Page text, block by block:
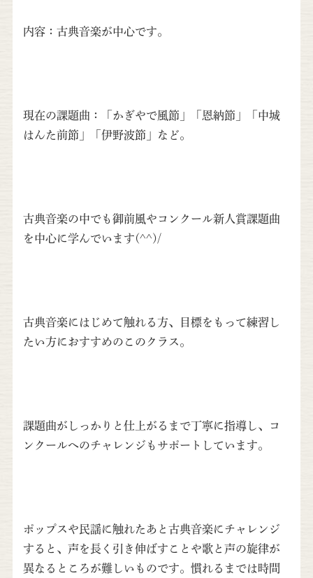
内容：古典音楽が中心です。
現在の課題曲：「かぎやで風節」「恩納節」「中城
はんた前節」「伊野波節」など。
古典音楽の中でも御前風やコンクール新人賞課題曲
を中心に学んでいます(^^)/
古典音楽にはじめて触れる方、目標をもって練習し
たい方におすすめのこのクラス。
課題曲がしっかりと仕上がるまで丁寧に指導し、コ
ンクールへのチャレンジもサポートしています。
ポップスや民謡に触れたあと古典音楽にチャレンジ
すると、声を長く引き伸ばすことや歌と声の旋律が
異なるところが難しいものです。慣れるまでは時間